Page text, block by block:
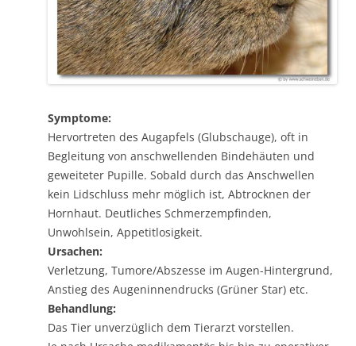
Symptome:
Hervortreten des Augapfels (Glubschauge), oft in
Begleitung von anschwellenden Bindehäuten und
geweiteter Pupille. Sobald durch das Anschwellen
kein Lidschluss mehr möglich ist, Abtrocknen der
Hornhaut. Deutliches Schmerzempfinden,
Unwohlsein, Appetitlosigkeit.
Ursachen:
Verletzung, Tumore/Abszesse im Augen-Hintergrund,
Anstieg des Augeninnendrucks (Grüner Star) etc.
Behandlung:
Das Tier unverzüglich dem Tierarzt vorstellen.